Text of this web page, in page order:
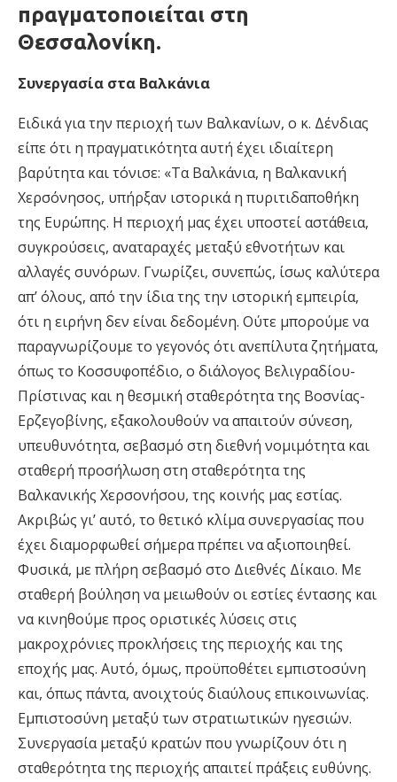
πραγματοποιείται στη
Θεσσαλονίκη.
Συνεργασία στα Βαλκάνια
Ειδικά για την περιοχή των Βαλκανίων, ο κ. Δένδιας
είπε ότι η πραγματικότητα αυτή έχει ιδιαίτερη
βαρύτητα και τόνισε: «Τα Βαλκάνια, η Βαλκανική
Χερσόνησος, υπήρξαν ιστορικά η πυριτιδαποθήκη
της Ευρώπης. Η περιοχή μας έχει υποστεί αστάθεια,
συγκρούσεις, αναταραχές μεταξύ εθνοτήτων και
αλλαγές συνόρων. Γνωρίζει, συνεπώς, ίσως καλύτερα
απ’ όλους, από την ίδια της την ιστορική εμπειρία,
ότι η ειρήνη δεν είναι δεδομένη. Ούτε μπορούμε να
παραγνωρίζουμε το γεγονός ότι ανεπίλυτα ζητήματα,
όπως το Κοσσυφοπέδιο, ο διάλογος Βελιγραδίου-
Πρίστινας και η θεσμική σταθερότητα της Βοσνίας-
Ερζεγοβίνης, εξακολουθούν να απαιτούν σύνεση,
υπευθυνότητα, σεβασμό στη διεθνή νομιμότητα και
σταθερή προσήλωση στη σταθερότητα της
Βαλκανικής Χερσονήσου, της κοινής μας εστίας.
Ακριβώς γι’ αυτό, το θετικό κλίμα συνεργασίας που
έχει διαμορφωθεί σήμερα πρέπει να αξιοποιηθεί.
Φυσικά, με πλήρη σεβασμό στο Διεθνές Δίκαιο. Με
σταθερή βούληση να μειωθούν οι εστίες έντασης και
να κινηθούμε προς οριστικές λύσεις στις
μακροχρόνιες προκλήσεις της περιοχής και της
εποχής μας. Αυτό, όμως, προϋποθέτει εμπιστοσύνη
και, όπως πάντα, ανοιχτούς διαύλους επικοινωνίας.
Εμπιστοσύνη μεταξύ των στρατιωτικών ηγεσιών.
Συνεργασία μεταξύ κρατών που γνωρίζουν ότι η
σταθερότητα της περιοχής απαιτεί πράξεις ευθύνης.